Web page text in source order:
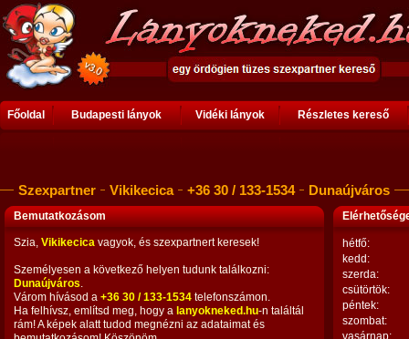
Főoldal Budapesti lányok Vidéki lányok Részletes kereső
Szexpartner Vikikecica +36 30 / 133-1534 Dunaújváros
Bemutatkozásom
Szia, Vikikecica vagyok, és szexpartnert keresek!
Személyesen a következő helyen tudunk találkozni:
Dunaújváros.
Várom hívásod a +36 30 / 133-1534 telefonszámon.
Ha felhívsz, említsd meg, hogy a lanyokneked.hu-n találtál
rám! A képek alatt tudod megnézni az adataimat és
hétfő:
kedd:
szerda:
csütörtök:
péntek:
szombat:
vasárnap: